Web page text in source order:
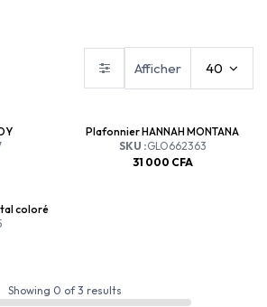
Afficher 40
Plafonnier HANNAH MONTANA
SKU :GLO662363
31 000 CFA
coloré
Showing 0 of3 results